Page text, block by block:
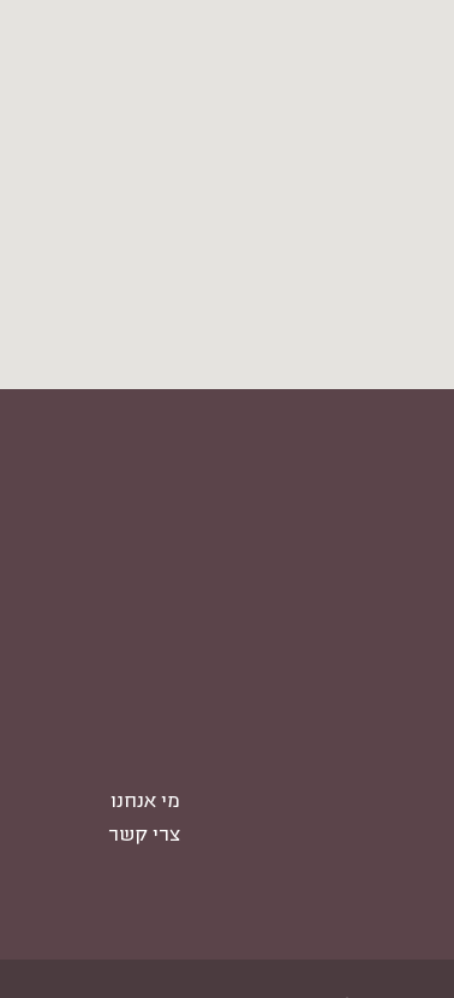
מי אנחנו
צרי קשר